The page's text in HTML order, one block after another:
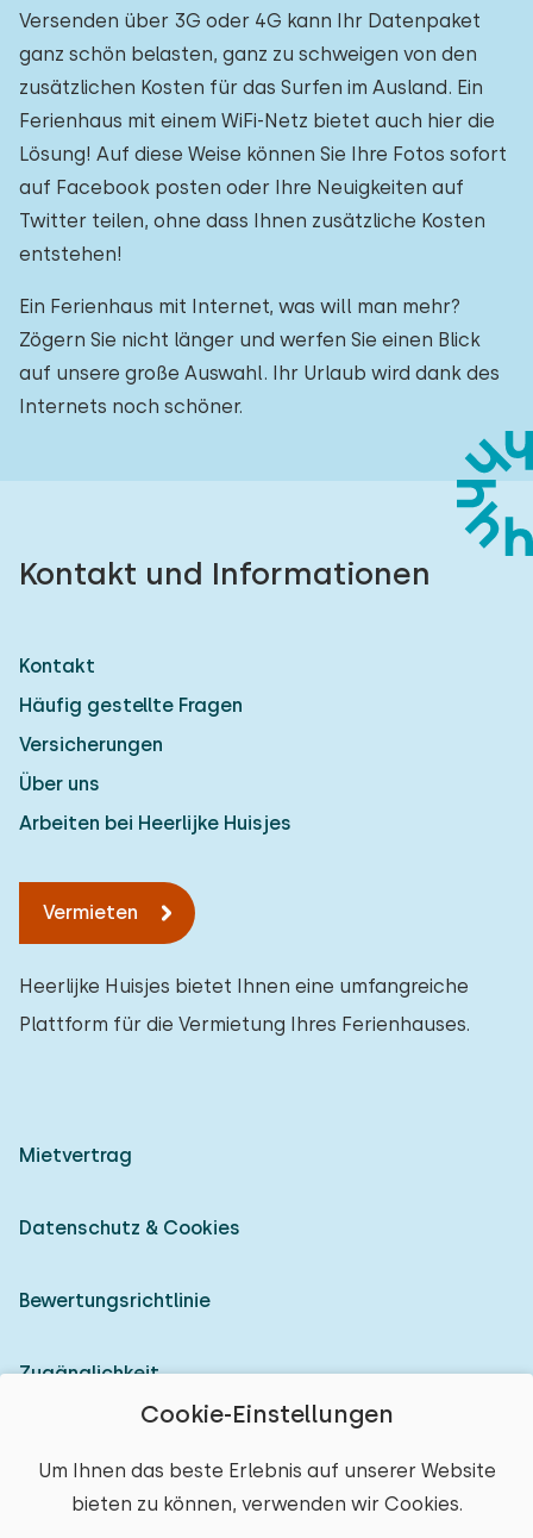
Cookie-Einstellungen
Um Ihnen das beste Erlebnis auf unserer Website
bieten zu können, verwenden wir Cookies.
Versenden über 3G oder 4G kann Ihr Datenpaket
ganz schön belasten, ganz zu schweigen von den
zusätzlichen Kosten für das Surfen im Ausland. Ein
Ferienhaus mit einem WiFi-Netz bietet auch hier die
Lösung! Auf diese Weise können Sie Ihre Fotos sofort
auf Facebook posten oder Ihre Neuigkeiten auf
Twitter teilen, ohne dass Ihnen zusätzliche Kosten
entstehen!
Ein Ferienhaus mit Internet, was will man mehr?
Zögern Sie nicht länger und werfen Sie einen Blick
auf unsere große Auswahl. Ihr Urlaub wird dank des
Internets noch schöner.
Kontakt und Informationen
Kontakt
Häufig gestellte Fragen
Versicherungen
Über uns
Arbeiten bei Heerlijke Huisjes
Vermieten
Heerlijke Huisjes bietet Ihnen eine umfangreiche
Plattform für die Vermietung Ihres Ferienhauses.
Mietvertrag
Datenschutz & Cookies
Bewertungsrichtlinie
Zugänglichkeit
© 2026 Heerlijke Huisjes (eingetragene Marke)